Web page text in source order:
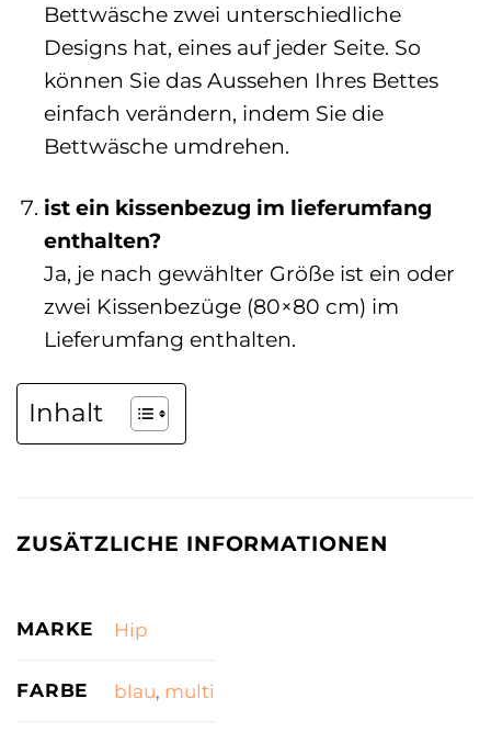
Bettwäsche zwei unterschiedliche
Designs hat, eines auf jeder Seite. So
können Sie das Aussehen Ihres Bettes
einfach verändern, indem Sie die
Bettwäsche umdrehen.
ist ein kissenbezug im lieferumfang
enthalten?
Ja, je nach gewählter Größe ist ein oder
zwei Kissenbezüge (80×80 cm) im
Lieferumfang enthalten.
Inhalt
ZUSÄTZLICHE INFORMATIONEN
MARKE Hip
FARBE blau, multi